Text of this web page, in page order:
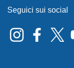
Seguici sui social